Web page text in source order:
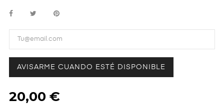
AVISARME CUANDO ESTÉ DISPONIBLE
20,00 €